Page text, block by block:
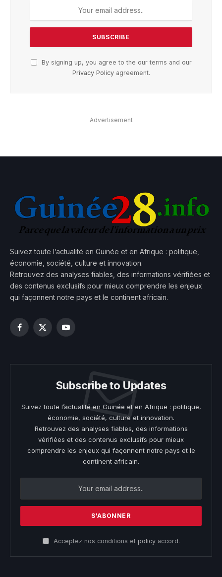
By signing up, you agree to the our terms and our
Privacy Policyagreement.
Advertisement
Suivez toute l’actualité en Guinée et en Afrique : politique,
économie, société, culture et innovation.
Retrouvez des analyses fiables, des informations vérifiées et
des contenus exclusifs pour mieux comprendre les enjeux
qui façonnent notre pays et le continent africain.
Facebook
X
YouTube
Subscribe to Updates
Suivez toute l’actualité en Guinée et en Afrique : politique,
économie, société, culture et innovation.
Retrouvez des analyses fiables, des informations
vérifiées et des contenus exclusifs pour mieux
comprendre les enjeux qui façonnent notre pays et le
continent africain.
Acceptez nos conditions et policyaccord.